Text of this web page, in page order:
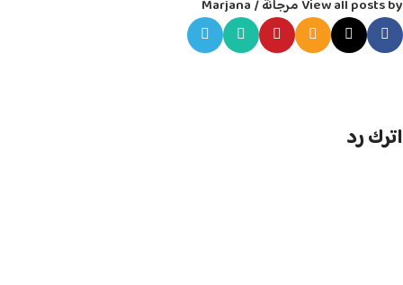
View all posts by مرجانة / Marjana
اترك رد